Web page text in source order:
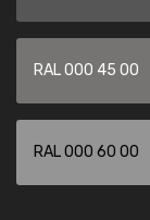
RAL 000 45 00
RAL 000 60 00